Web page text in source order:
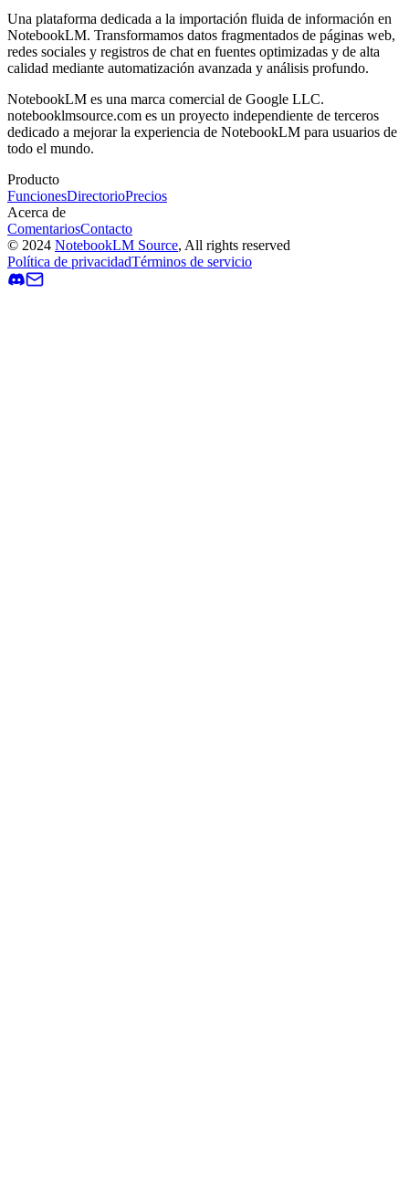
Una plataforma dedicada a la importación fluida de información en
NotebookLM. Transformamos datos fragmentados de páginas web,
redes sociales y registros de chat en fuentes optimizadas y de alta
calidad mediante automatización avanzada y análisis profundo.
NotebookLM es una marca comercial de Google LLC.
notebooklmsource.com es un proyecto independiente de terceros
dedicado a mejorar la experiencia de NotebookLM para usuarios de
todo el mundo.
Producto
FuncionesDirectorioPrecios
Acerca de
ComentariosContacto
© 2024 NotebookLM Source, All rights reserved
Política de privacidadTérminos de servicio